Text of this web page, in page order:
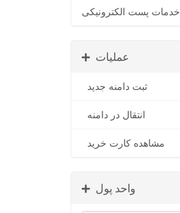
خدمات پست الکترونیکی
عملیات
ثبت دامنه جدید
انتقال در دامنه
مشاهده کارت خرید
واحد پول